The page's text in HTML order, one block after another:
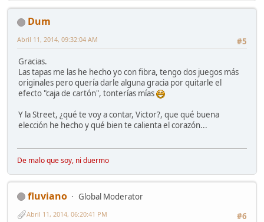
Dum
#5
Abril 11, 2014, 09:32:04 AM
Gracias.
Las tapas me las he hecho yo con fibra, tengo dos juegos más
originales pero quería darle alguna gracia por quitarle el
efecto "caja de cartón", tonterías mías
Y la Street, ¿qué te voy a contar, Victor?, que qué buena
elección he hecho y qué bien te calienta el corazón...
De malo que soy, ni duermo
fluviano
Global Moderator
#6
Abril 11, 2014, 06:20:41 PM